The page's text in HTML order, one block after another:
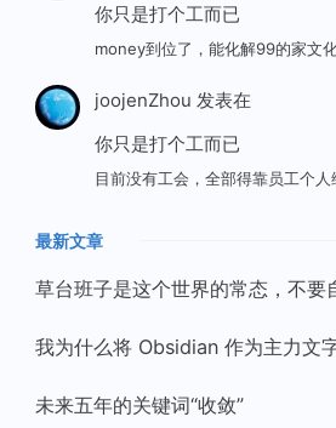
你只是打个工而已
money到位了，能化解99的家文
joojenZhou 发表在
你只是打个工而已
目前没有工会，全部得靠员工个
最新文章
草台班子是这个世界的常态，不要
我为什么将 Obsidian 作为主力文
未来五年的关键词“收敛”